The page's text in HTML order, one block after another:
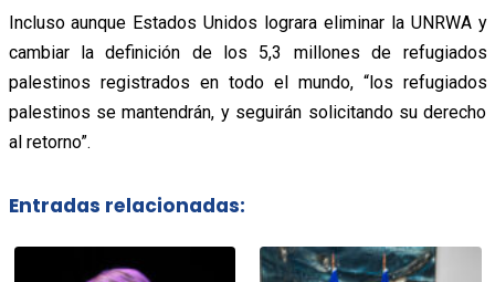
Incluso aunque Estados Unidos lograra eliminar la UNRWA y
cambiar la definición de los 5,3 millones de refugiados
palestinos registrados en todo el mundo, “los refugiados
palestinos se mantendrán, y seguirán solicitando su derecho
al retorno”.
Entradas relacionadas: